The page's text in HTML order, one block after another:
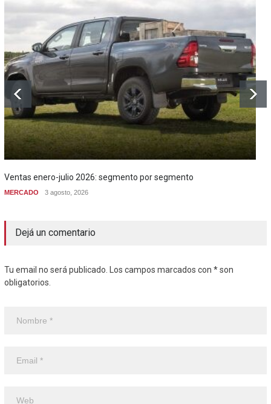
Ventas enero-julio 2026: segmento por segmento
MERCADO 3 agosto, 2026
Dejá un comentario
Tu email no será publicado. Los campos marcados con * son
obligatorios.